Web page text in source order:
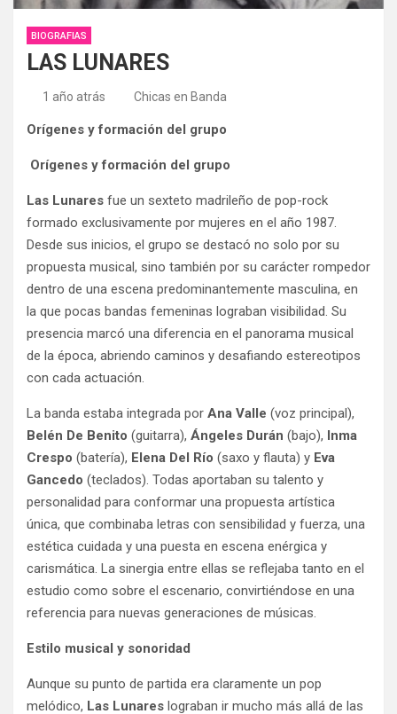
BIOGRAFIAS
LAS LUNARES
1 año atrás Chicas en Banda
Orígenes y formación del grupo
Orígenes y formación del grupo
Las Lunares fue un sexteto madrileño de pop-rock
formado exclusivamente por mujeres en el año 1987.
Desde sus inicios, el grupo se destacó no solo por su
propuesta musical, sino también por su carácter rompedor
dentro de una escena predominantemente masculina, en
la que pocas bandas femeninas lograban visibilidad. Su
presencia marcó una diferencia en el panorama musical
de la época, abriendo caminos y desafiando estereotipos
con cada actuación.
La banda estaba integrada por Ana Valle (voz principal),
Belén De Benito (guitarra), Ángeles Durán (bajo), Inma
Crespo (batería), Elena Del Río (saxo y flauta) y Eva
Gancedo (teclados). Todas aportaban su talento y
personalidad para conformar una propuesta artística
única, que combinaba letras con sensibilidad y fuerza, una
estética cuidada y una puesta en escena enérgica y
carismática. La sinergia entre ellas se reflejaba tanto en el
estudio como sobre el escenario, convirtiéndose en una
referencia para nuevas generaciones de músicas.
Estilo musical y sonoridad
Aunque su punto de partida era claramente un pop
melódico, Las Lunares lograban ir mucho más allá de las